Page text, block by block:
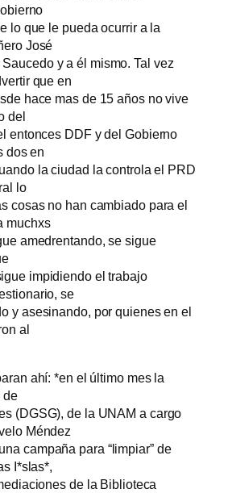
lo que le pueda ocurrir a la
José
y a él mismo. Tal vez
que en
hace mas de 15 años no vive
del
entonces DDF y del Gobierno
dos en
la ciudad la controla el PRD
lo
cosas no han cambiado para el
muchxs
amedrentando, se sigue
impidiendo el trabajo
se
y asesinando, por quienes en el
al
ahí: *en el último mes la
de
(DGSG), de la UNAM a cargo
Méndez
campaña para “limpiar” de
I*slas*,
de la Biblioteca